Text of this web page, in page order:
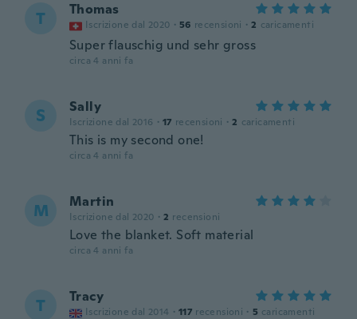
T Thomas
Iscrizione dal 2020 · 56 recensioni · 2 caricamenti
Super flauschig und sehr gross
circa 4 anni fa
S Sally
Iscrizione dal 2016 · 17 recensioni · 2 caricamenti
This is my second one!
circa 4 anni fa
M Martin
Iscrizione dal 2020 · 2 recensioni
Love the blanket. Soft material
circa 4 anni fa
T Tracy
Iscrizione dal 2014 · 117 recensioni · 5 caricamenti